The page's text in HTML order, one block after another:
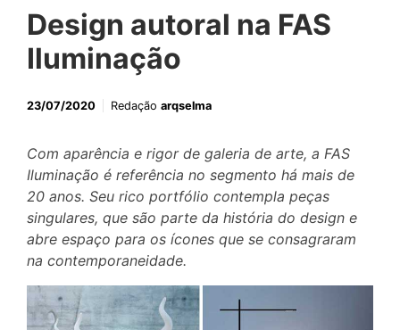
Design autoral na FAS
Iluminação
23/07/2020 Redação arqselma
Com aparência e rigor de galeria de arte, a FAS
Iluminação é referência no segmento há mais de
20 anos. Seu rico portfólio contempla peças
singulares, que são parte da história do design e
abre espaço para os ícones que se consagraram
na contemporaneidade.